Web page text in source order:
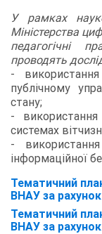
У рамках
Міністерства
педагогічні
проводять
-
публічному
стану;
-
системах
-
інформаційної
Тематичний
ВНАУ за
Тематичний
ВНАУ за